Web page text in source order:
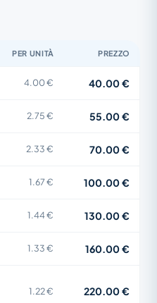
PER UNITÀ PREZZO
4.00 € 40.00 €
2.75 € 55.00 €
2.33 € 70.00 €
1.67 € 100.00 €
1.44 € 130.00 €
1.33 € 160.00 €
1.22 € 220.00 €